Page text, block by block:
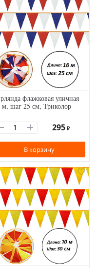
флажковая уличная
м, шаг 25 см, Триколор
295 ₽
В корзину